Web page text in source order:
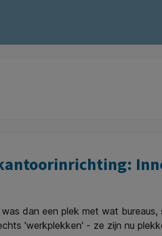
dan een plek met wat bureaus,
'werkplekken' - ze zijn nu